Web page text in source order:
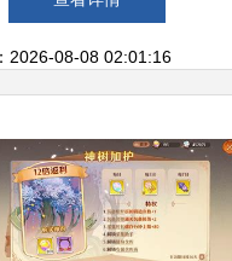
重构的游戏生态
2026-08-08 02:01:16